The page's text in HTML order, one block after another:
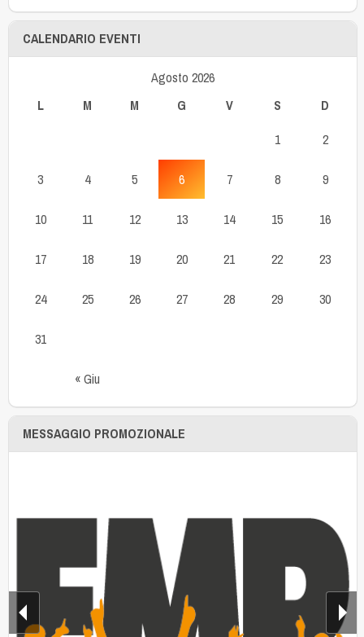
CALENDARIO EVENTI
Agosto 2026
L
M M G V S D
« Giu
1 2
3 4 5 6 7 8 9
10 11 12 13 14 15 16
17 18 19 20 21 22 23
24 25 26 27 28 29 30
31
MESSAGGIO PROMOZIONALE